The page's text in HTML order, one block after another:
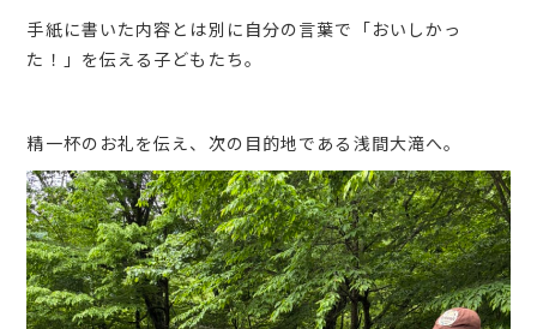
手紙に書いた内容とは別に自分の言葉で「おいしかっ
た！」を伝える子どもたち。
精一杯のお礼を伝え、次の目的地である浅間大滝へ。